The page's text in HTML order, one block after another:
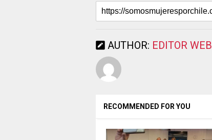
AUTHOR: EDITOR WEB
RECOMMENDED FOR YOU